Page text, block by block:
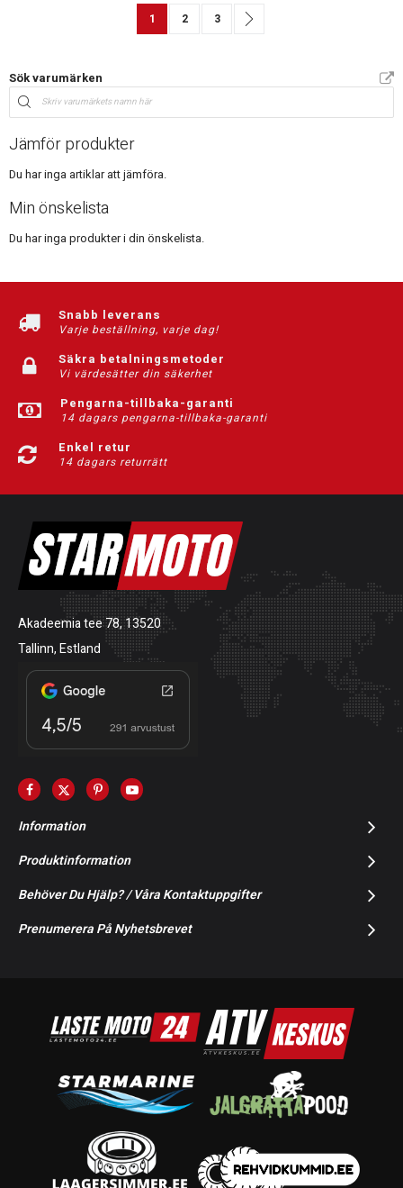
SidaYou're currently reading page
1 Sida
2 Sida
3
Sök varumärken
Jämför produkter
Du har inga artiklar att jämföra.
Min önskelista
Du har inga produkter i din önskelista.
Snabb leverans
Varje beställning, varje dag!
Säkra betalningsmetoder
Vi värdesätter din säkerhet
Pengarna-tillbaka-garanti
14 dagars pengarna-tillbaka-garanti
Enkel retur
14 dagars returrätt
Akadeemia tee 78, 13520
Tallinn, Estland
Information
Produktinformation
Behöver Du Hjälp? / Våra Kontaktuppgifter
Prenumerera På Nyhetsbrevet